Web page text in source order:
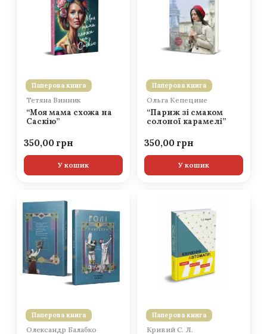
Паперова книга
Тетяна Винник
“Моя мама схожа на
Саскію”
350,00
У кошик
Паперова книга
Ольга Кепецине
“Париж зі смаком
солоної карамелі”
350,00
У кошик
Паперова книга
Олександр Балабко
Паперова книга
Кривий С. Л.